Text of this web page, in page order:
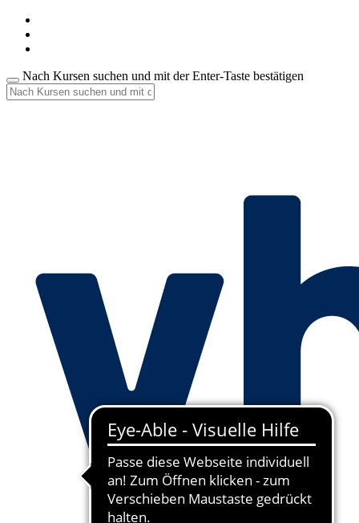
Nach Kursen suchen und mit der Enter-Taste bestätigen